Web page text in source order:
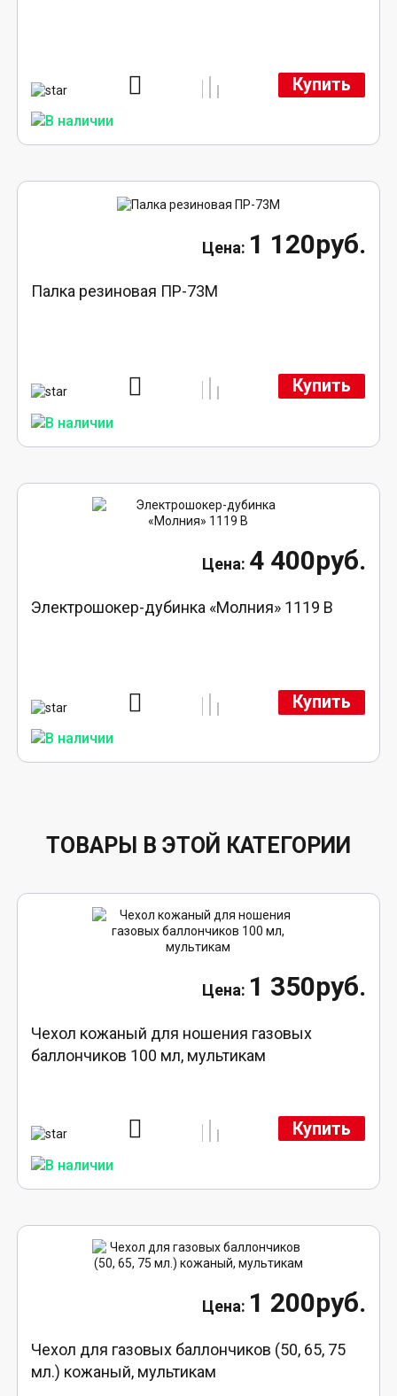
Купить
1 120руб.
Палка резиновая ПР-73М
Купить
4 400руб.
Электрошокер-дубинка «Молния» 1119 В
Купить
ТОВАРЫ В ЭТОЙ КАТЕГОРИИ
1 350руб.
Чехол кожаный для ношения газовых
баллончиков 100 мл, мультикам
Купить
1 200руб.
Чехол для газовых баллончиков (50, 65, 75
мл.) кожаный, мультикам